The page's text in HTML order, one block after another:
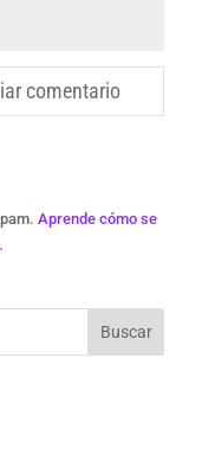
Aprende cómo se